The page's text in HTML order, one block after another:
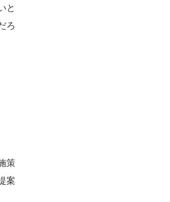
と
ろ
策
案